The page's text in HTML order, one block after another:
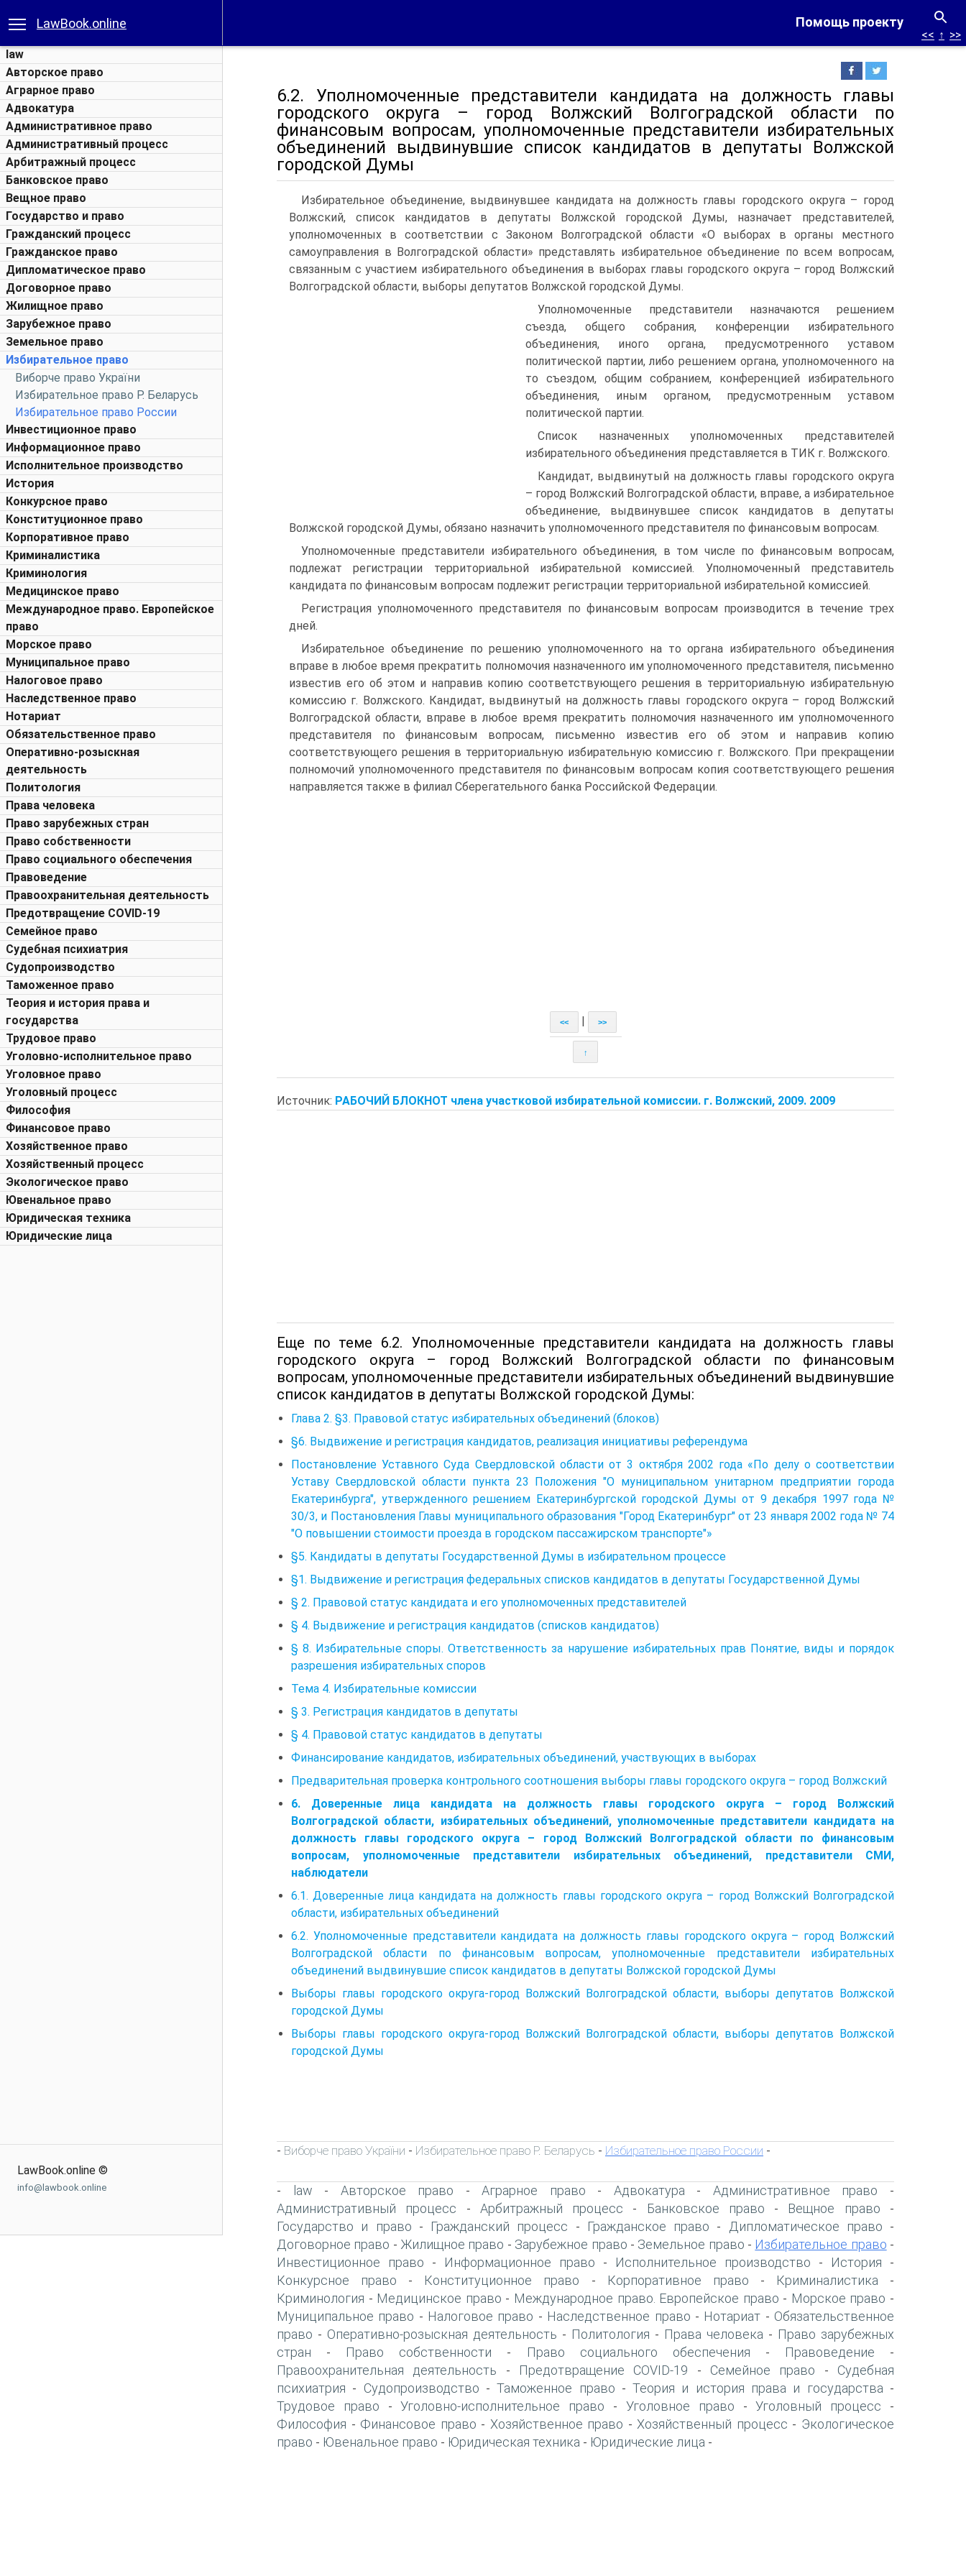
Помощь проекту
LawBook.online
law
Авторское право
Аграрное право
Адвокатура
Административное право
Административный процесс
Арбитражный процесс
Банковское право
Вещное право
Государство и право
Гражданский процесс
Гражданское право
Дипломатическое право
Договорное право
Жилищное право
Зарубежное право
Земельное право
Избирательное право
Виборче право України
Избирательное право Р. Беларусь
Избирательное право России
Инвестиционное право
Информационное право
Исполнительное производство
История
Конкурсное право
Конституционное право
Корпоративное право
Криминалистика
Криминология
Медицинское право
Международное право. Европейское
право
Морское право
Муниципальное право
Налоговое право
Наследственное право
Нотариат
Обязательственное право
Оперативно-розыскная
деятельность
Политология
Права человека
Право зарубежных стран
Право собственности
Право социального обеспечения
Правоведение
Правоохранительная деятельность
Предотвращение COVID-19
Семейное право
Судебная психиатрия
Судопроизводство
Таможенное право
Теория и история права и
государства
Трудовое право
Уголовно-исполнительное право
Уголовное право
Уголовный процесс
Философия
Финансовое право
Хозяйственное право
Хозяйственный процесс
Экологическое право
Ювенальное право
Юридическая техника
Юридические лица
LawBook.online ©
info@lawbook.online
<< ↑ >>
6.2. Уполномоченные представители кандидата на должность главы
городского округа – город Волжский Волгоградской области по
финансовым вопросам, уполномоченные представители избирательных
объединений выдвинувшие список кандидатов в депутаты Волжской
городской Думы
Избирательное объединение, выдвинувшее кандидата на должность главы городского округа – город
Волжский, список кандидатов в депутаты Волжской городской Думы, назначает представителей,
уполномоченных в соответствии с Законом Волгоградской области «О выборах в органы местного
самоуправления в Волгоградской области» представлять избирательное объединение по всем вопросам,
связанным с участием избирательного объединения в выборах главы городского округа – город Волжский
Волгоградской области, выборы депутатов Волжской городской Думы.
Уполномоченные представители назначаются решением
съезда, общего собрания, конференции избирательного
объединения, иного органа, предусмотренного уставом
политической партии, либо решением органа, уполномоченного на
то съездом, общим собранием, конференцией избирательного
объединения, иным органом, предусмотренным уставом
политической партии.
Список назначенных уполномоченных представителей
избирательного объединения представляется в ТИК г. Волжского.
Кандидат, выдвинутый на должность главы городского округа
– город Волжский Волгоградской области, вправе, а избирательное
объединение, выдвинувшее список кандидатов в депутаты
Волжской городской Думы, обязано назначить уполномоченного представителя по финансовым вопросам.
Уполномоченные представители избирательного объединения, в том числе по финансовым вопросам,
подлежат регистрации территориальной избирательной комиссией. Уполномоченный представитель
кандидата по финансовым вопросам подлежит регистрации территориальной избирательной комиссией.
Регистрация уполномоченного представителя по финансовым вопросам производится в течение трех
дней.
Избирательное объединение по решению уполномоченного на то органа избирательного объединения
вправе в любое время прекратить полномочия назначенного им уполномоченного представителя, письменно
известив его об этом и направив копию соответствующего решения в территориальную избирательную
комиссию г. Волжского. Кандидат, выдвинутый на должность главы городского округа – город Волжский
Волгоградской области, вправе в любое время прекратить полномочия назначенного им уполномоченного
представителя по финансовым вопросам, письменно известив его об этом и направив копию
соответствующего решения в территориальную избирательную комиссию г. Волжского. При прекращении
полномочий уполномоченного представителя по финансовым вопросам копия соответствующего решения
направляется также в филиал Сберегательного банка Российской Федерации.
<< >>
↑
Источник: РАБОЧИЙ БЛОКНОТ члена участковой избирательной комиссии. г. Волжский, 2009. 2009
Еще по теме 6.2. Уполномоченные представители кандидата на должность главы
городского округа – город Волжский Волгоградской области по финансовым
вопросам, уполномоченные представители избирательных объединений выдвинувшие
список кандидатов в депутаты Волжской городской Думы:
Глава 2. §3. Правовой статус избирательных объединений (блоков)
§6. Выдвижение и регистрация кандидатов, реализация инициативы референдума
Постановление Уставного Суда Свердловской области от 3 октября 2002 года «По делу о соответствии
Уставу Свердловской области пункта 23 Положения "О муниципальном унитарном предприятии города
Екатеринбурга", утвержденного решением Екатеринбургской городской Думы от 9 декабря 1997 года №
30/3, и Постановления Главы муниципального образования "Город Екатеринбург" от 23 января 2002 года № 74
"О повышении стоимости проезда в городском пассажирском транспорте"»
§5. Кандидаты в депутаты Государственной Думы в избирательном процессе
§1. Выдвижение и регистрация федеральных списков кандидатов в депутаты Государственной Думы
§ 2. Правовой статус кандидата и его уполномоченных представителей
§ 4. Выдвижение и регистрация кандидатов (списков кандидатов)
§ 8. Избирательные споры. Ответственность за нарушение избирательных прав Понятие, виды и порядок
разрешения избирательных споров
Тема 4. Избирательные комиссии
§ 3. Регистрация кандидатов в депутаты
§ 4. Правовой статус кандидатов в депутаты
Финансирование кандидатов, избирательных объединений, участвующих в выборах
Предварительная проверка контрольного соотношения выборы главы городского округа – город Волжский
6. Доверенные лица кандидата на должность главы городского округа – город Волжский
Волгоградской области, избирательных объединений, уполномоченные представители кандидата на
должность главы городского округа – город Волжский Волгоградской области по финансовым
вопросам, уполномоченные представители избирательных объединений, представители СМИ,
наблюдатели
6.1. Доверенные лица кандидата на должность главы городского округа – город Волжский Волгоградской
области, избирательных объединений
6.2. Уполномоченные представители кандидата на должность главы городского округа – город Волжский
Волгоградской области по финансовым вопросам, уполномоченные представители избирательных
объединений выдвинувшие список кандидатов в депутаты Волжской городской Думы
Выборы главы городского округа-город Волжский Волгоградской области, выборы депутатов Волжской
городской Думы
Выборы главы городского округа-город Волжский Волгоградской области, выборы депутатов Волжской
городской Думы
- Виборче право України - Избирательное право Р. Беларусь - Избирательное право России -
- law - Авторское право -Аграрное право - Адвокатура - Административное право -
Административный процесс - Арбитражный процесс - Банковское право - Вещное право -
Государство и право - Гражданский процесс - Гражданское право - Дипломатическое право -
Договорное право - Жилищное право - Зарубежное право - Земельное право - Избирательное право -
Инвестиционное право - Информационное право - Исполнительное производство - История -
Конкурсное право - Конституционное право - Корпоративное право - Криминалистика -
Криминология - Медицинское право - Международное право. Европейское право - Морское право -
Муниципальное право - Налоговое право - Наследственное право - Нотариат - Обязательственное
право - Оперативно-розыскная деятельность - Политология - Права человека - Право зарубежных
стран - Право собственности - Право социального обеспечения - Правоведение -
Правоохранительная деятельность - Предотвращение COVID-19 - Семейное право - Судебная
психиатрия - Судопроизводство -Таможенное право -Теория и история права и государства -
Трудовое право -Уголовно-исполнительное право - Уголовное право -Уголовный процесс -
Философия - Финансовое право - Хозяйственное право - Хозяйственный процесс - Экологическое
право - Ювенальное право - Юридическая техника - Юридические лица -